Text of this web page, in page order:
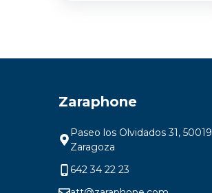
Zaraphone
Paseo los Olvidados 31, 50019
Zaragoza
642 34 22 23